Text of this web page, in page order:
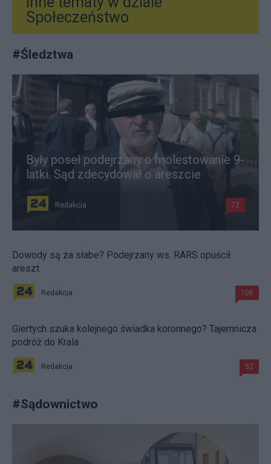
Społeczeństwo
#Śledztwa
Były poseł podejrzany o molestowanie 9-
latki. Sąd zdecydował o areszcie
Redakcja 72
Dowody są za słabe? Podejrzany ws. RARS opuścił
areszt
Redakcja 106
Giertych szuka kolejnego świadka koronnego? Tajemnicza
podróż do Krala
Redakcja 52
#Sądownictwo